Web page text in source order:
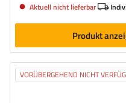
Aktuell nicht lieferbar
Produkt
VORÜBERGEHEND NICHT